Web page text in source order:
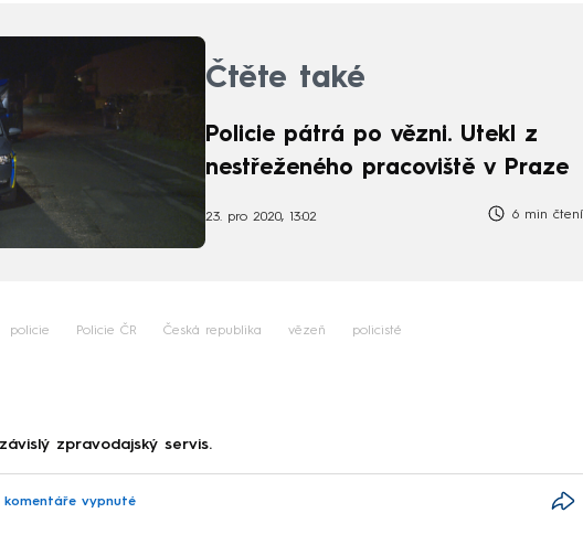
Čtěte také
Policie pátrá po vězni. Utekl z
nestřeženého pracoviště v Praze
23. pro 2020, 13:02 6 min čtení
policie Policie ČR Česká republika vězeň policisté
zpravodajský servis.
vypnuté